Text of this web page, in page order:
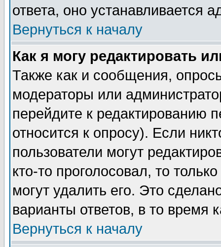
ответа, оно устанавливается
Вернуться к началу
Как я могу редактировать
Также как и сообщения,
модераторы или
перейдите к редактированию
относится к опросу). Если
пользователи могут
кто-то проголосовал, то
могут удалить его. Это
варианты ответов, в то время
Вернуться к началу